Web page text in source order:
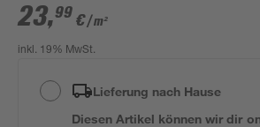
23,99 €/ m²
inkl. 19% MwSt.
Lieferung nach Hause
Diesen Artikel können wir dir